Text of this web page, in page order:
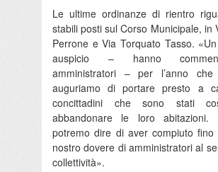
Le ultime ordinanze di rientro
stabili posti sul Corso Municipale, in
Perrone e Via Torquato Tasso.
auspicio – hanno
amministratori – per l’anno
auguriamo di portare presto a
concittadini che sono stati
abbandonare le loro abitazioni.
potremo dire di aver compiuto
nostro dovere di amministratori al
collettività».